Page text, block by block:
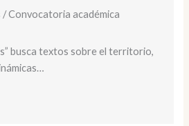
/ Convocatoria académica
busca textos sobre el territorio,